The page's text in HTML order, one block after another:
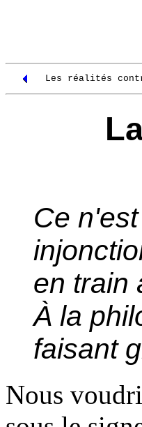
Les réalités
Ce
en train
À la
faisant
Nous